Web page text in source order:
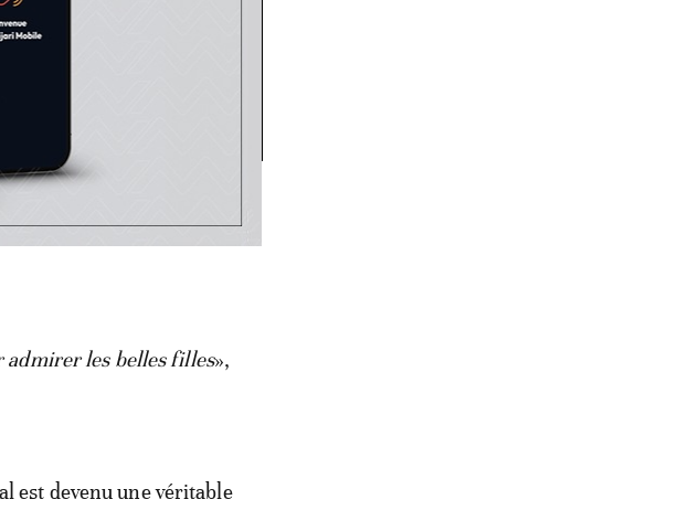
regards se croisent et les
des passants devient
admirer les belles filles»,
est devenu une véritable